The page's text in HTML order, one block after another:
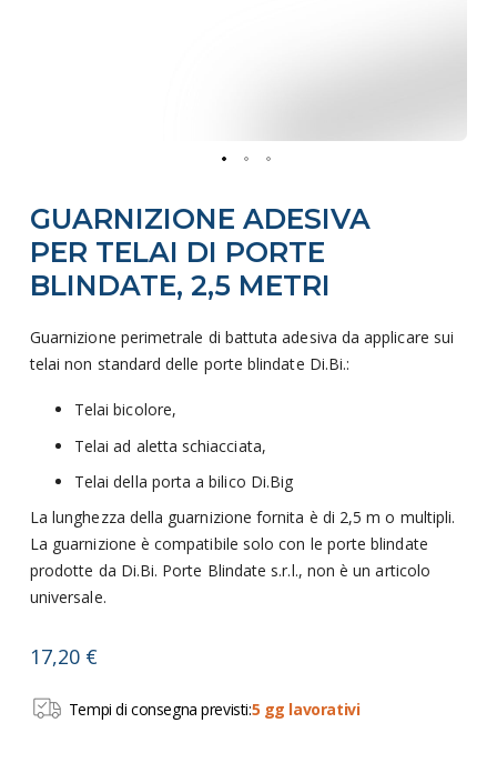
all'inizio
della
galleria
di
immagini
GUARNIZIONE ADESIVA
PER TELAI DI PORTE
BLINDATE, 2,5 METRI
Guarnizione perimetrale di battuta adesiva da applicare sui
telai non standard delle porte blindate Di.Bi.:
Telai bicolore,
Telai ad aletta schiacciata,
Telai della porta a bilico Di.Big
La lunghezza della guarnizione fornita è di 2,5 m o multipli.
La guarnizione è compatibile solo con le porte blindate
prodotte da Di.Bi. Porte Blindate s.r.l., non è un articolo
universale.
17,20 €
Tempi di consegna previsti:5 gg lavorativi